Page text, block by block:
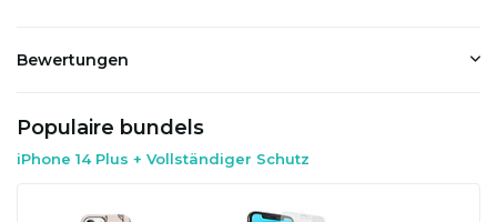
Bewertungen
Populaire bundels
iPhone 14 Plus + Vollständiger Schutz